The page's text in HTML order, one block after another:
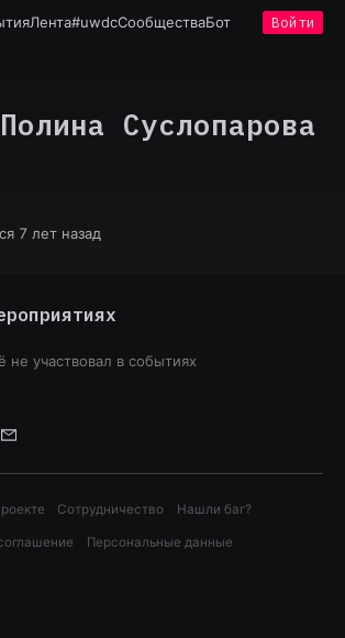
Лента#uwdcСообществаБот Войти
Полина Суслопарова
7 лет назад
не участвовал в событиях
Сотрудничество Нашли баг?
Персональные данные